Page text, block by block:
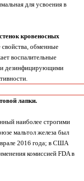
для усвоения в
кровеносных
свойства, обменные
воспалительные
и дезинфицирующими
лапки.
наиболее строгими
мальтол железа был
2016 года; в США
комиссией FDA в